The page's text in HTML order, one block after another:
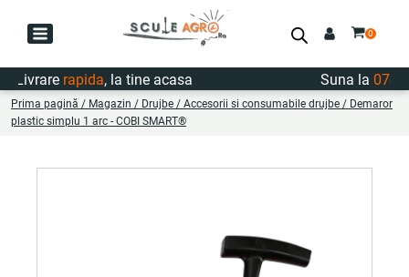
Livrarerapida, la tine acasa Suna la
Prima pagină / Magazin / Drujbe / Accesorii si consumabile drujbe / Demaror
plastic simplu 1 arc - COBI SMART®